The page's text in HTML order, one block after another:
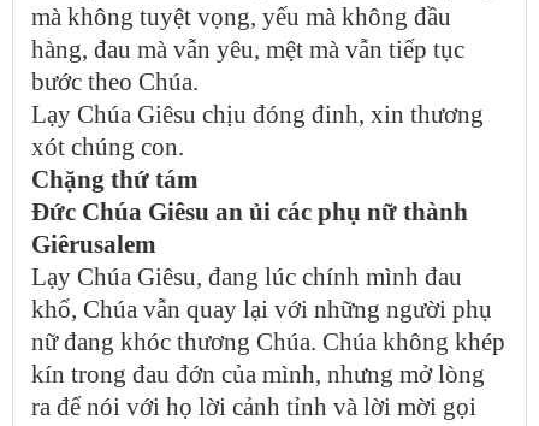
mà không tuyệt vọng, yếu mà không đầu
hàng, đau mà vẫn yêu, mệt mà vẫn tiếp tục
bước theo Chúa.
Lạy Chúa Giêsu chịu đóng đinh, xin thương
xót chúng con.
Chặng thứ tám
Đức Chúa Giêsu an ủi các phụ nữ thành
Giêrusalem
Lạy Chúa Giêsu, đang lúc chính mình đau
khổ, Chúa vẫn quay lại với những người phụ
nữ đang khóc thương Chúa. Chúa không khép
kín trong đau đớn của mình, nhưng mở lòng
ra để nói với họ lời cảnh tỉnh và lời mời gọi